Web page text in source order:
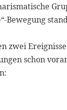
Bewegung
zwei
schon